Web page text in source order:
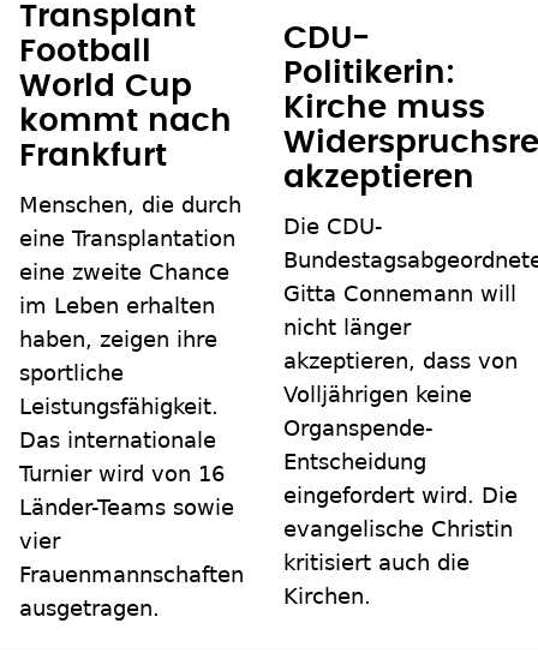
Transplant
Football
World Cup
kommt nach
Frankfurt
Menschen, die durch
eine Transplantation
eine zweite Chance
im Leben erhalten
haben, zeigen ihre
sportliche
Leistungsfähigkeit.
Das internationale
Turnier wird von 16
Länder-Teams sowie
vier
Frauenmannschaften
ausgetragen.
CDU-
Politikerin:
Kirche muss
akzeptieren
Die CDU-
Gitta Connemann will
nicht länger
akzeptieren, dass von
Volljährigen keine
Organspende-
Entscheidung
eingefordert wird. Die
evangelische Christin
kritisiert auch die
Kirchen.